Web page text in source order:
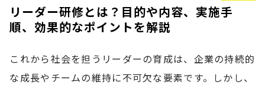
リーダー研修とは？目的や内容、実施手
順、効果的なポイントを解説
これから社会を担うリーダーの育成は、企業の持続的
な成長やチームの維持に不可欠な要素です。しかし、